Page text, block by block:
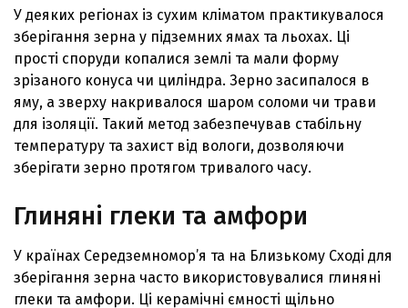
У деяких регіонах із сухим кліматом практикувалося
зберігання зерна у підземних ямах та льохах. Ці
прості споруди копалися землі та мали форму
зрізаного конуса чи циліндра. Зерно засипалося в
яму, а зверху накривалося шаром соломи чи трави
для ізоляції. Такий метод забезпечував стабільну
температуру та захист від вологи, дозволяючи
зберігати зерно протягом тривалого часу.
Глиняні глеки та амфори
У країнах Середземномор’я та на Близькому Сході для
зберігання зерна часто використовувалися глиняні
глеки та амфори. Ці керамічні ємності щільно